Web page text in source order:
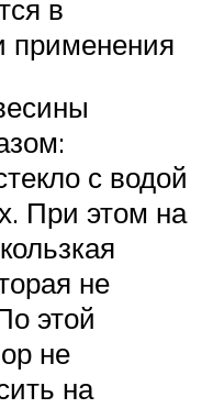
в
применения
с водой
При этом на
не
этой
не
на